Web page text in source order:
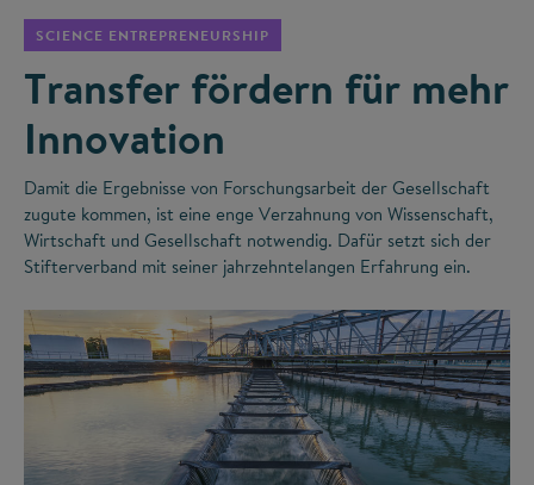
SCIENCE ENTREPRENEURSHIP
Transfer fördern für mehr
Innovation
Damit die Ergebnisse von Forschungsarbeit der Gesellschaft
zugute kommen, ist eine enge Verzahnung von Wissenschaft,
Wirtschaft und Gesellschaft notwendig. Dafür setzt sich der
Stifterverband mit seiner jahrzehntelangen Erfahrung ein.